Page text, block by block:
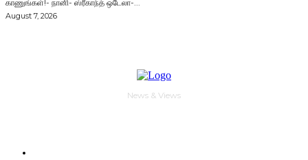
காணுங்கள்!- நானி- ஸ்ரீகாந்த் ஒடேலா-...
August 7, 2026
News & Views